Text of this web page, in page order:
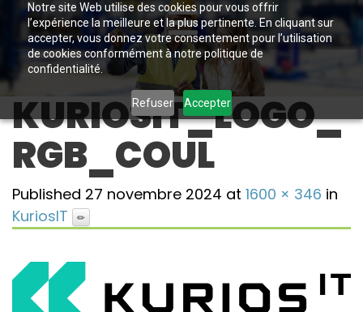
Notre site Web utilise des cookies pour vous offrir
l’expérience la meilleure et la plus pertinente. En cliquant sur
accepter, vous donnez votre consentement pour l’utilisation
de cookies conformément à notre politique de
confidentialité.
Refuser Accepter
KURIOSIT_LOGO_
RGB_COUL
Published 27 novembre 2024 at 1600 × 346 in
KuriosIT